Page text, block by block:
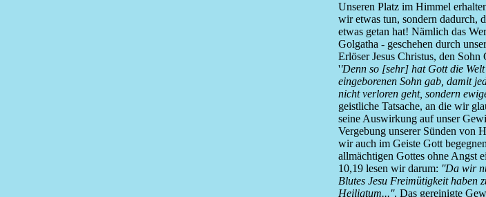
Unseren Platz im Himmel
wir etwas tun, sondern dadurch,
etwas getan hat! Nämlich das
Golgatha - geschehen durch
Erlöser Jesus Christus, den Sohn
''Denn so [sehr] hat Gott die
eingeborenen Sohn gab, damit
nicht verloren geht, sondern
geistliche Tatsache, an die wir
seine Auswirkung auf unser
Vergebung unserer Sünden von
wir auch im Geiste Gott
allmächtigen Gottes ohne Angst
10,19 lesen wir darum: ''Da wir
Blutes Jesu Freimütigkeit haben
Heiligtum...''. Das gereinigte